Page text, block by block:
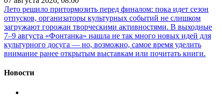
Лето решило притормозить перед финалом: пока идет сезон
отпусков, организаторы культурных событий не слишком
загружают горожан творческими активностями. В выходные
7–9 августа «Фонтанка» нашла не так много новых идей для
культурного досуга — но, возможно, самое время уделить
внимание ранее открытым выставкам или почитать книги.
Новости